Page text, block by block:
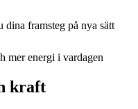
dina framsteg på nya sätt
mer energi i vardagen
kraft